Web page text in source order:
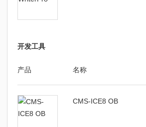
开发工具
产品 名称
CMS-ICE8 OB